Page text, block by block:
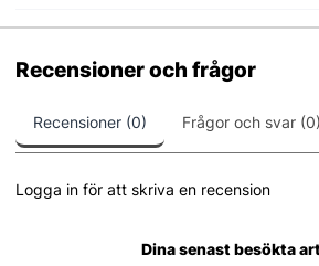
Recensioner och frågor
Recensioner (0) Frågor och svar (0)
Logga in för att skriva en recension
Dina senast besökta